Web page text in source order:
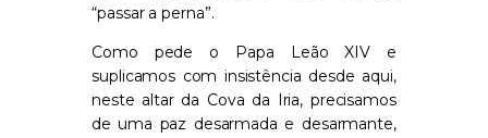
“passar a perna”.
Como pede o Papa Leão XIV e
suplicamos com insistência desde aqui,
neste altar da Cova da Iria, precisamos
de uma paz desarmada e desarmante,